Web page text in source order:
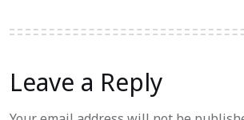
Leave a Reply